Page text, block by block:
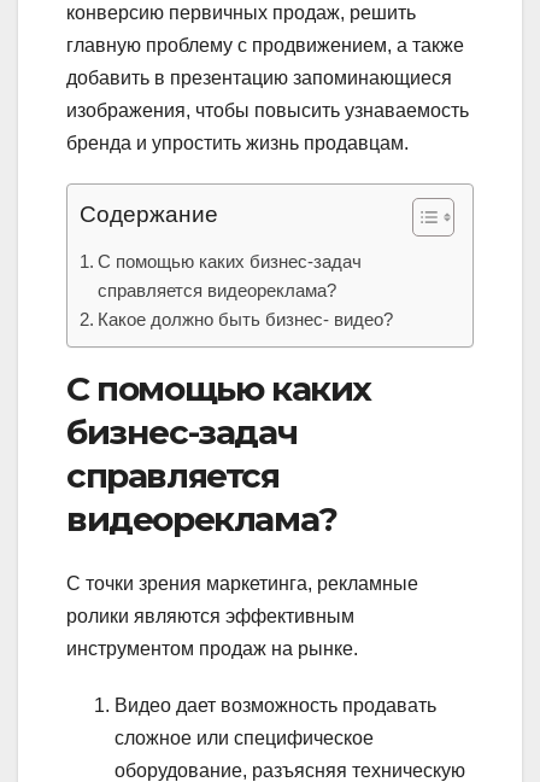
конверсию первичных продаж, решить
главную проблему с продвижением, а также
добавить в презентацию запоминающиеся
изображения, чтобы повысить узнаваемость
бренда и упростить жизнь продавцам.
Содержание
С помощью каких бизнес-задач
справляется видеореклама?
Какое должно быть бизнес- видео?
С помощью каких
бизнес-задач
справляется
видеореклама?
С точки зрения маркетинга, рекламные
ролики являются эффективным
инструментом продаж на рынке.
Видео дает возможность продавать
сложное или специфическое
оборудование, разъясняя техническую